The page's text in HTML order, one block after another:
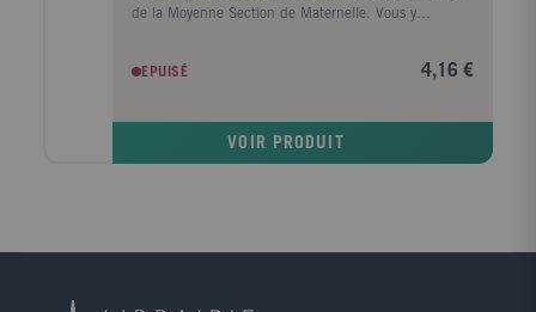
de la Moyenne Section de Maternelle. Vous y
de lettres et de sons ; des pages de découverte pour
EPUISÉ 4,16 €
VOIR PRODUIT